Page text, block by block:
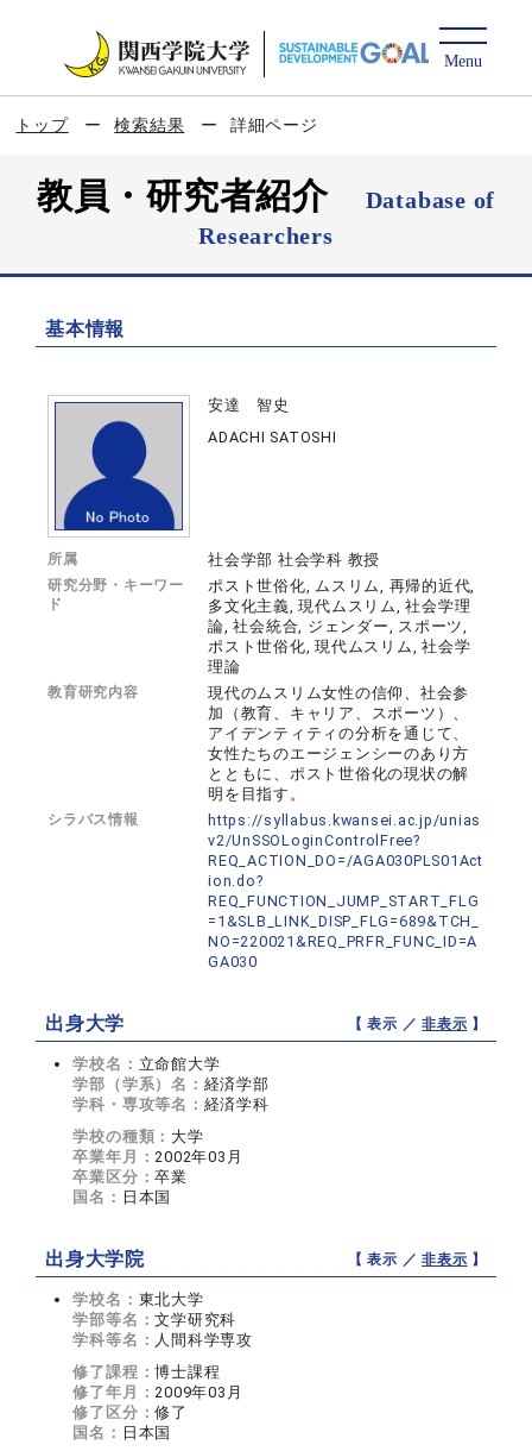
トップ 検索結果 詳細ページ
教員・研究者紹介
Database of
Researchers
基本情報
安達 智史
ADACHI SATOSHI
所属 社会学部 社会学科 教授
研究分野・キーワー
ド
ポスト世俗化, ムスリム, 再帰的近代,
多文化主義, 現代ムスリム, 社会学理
論, 社会統合, ジェンダー, スポーツ,
ポスト世俗化, 現代ムスリム, 社会学
理論
教育研究内容
現代のムスリム女性の信仰、社会参
加（教育、キャリア、スポーツ）、
アイデンティティの分析を通じて、
女性たちのエージェンシーのあり方
とともに、ポスト世俗化の現状の解
明を目指す。
シラバス情報
https://syllabus.kwansei.ac.jp/unias
v2/UnSSOLoginControlFree?
REQ_ACTION_DO=/AGA030PLS01Act
ion.do?
REQ_FUNCTION_JUMP_START_FLG
=1&SLB_LINK_DISP_FLG=689&TCH_
NO=220021&REQ_PRFR_FUNC_ID=A
GA030
出身大学 【 表示 ／非表示 】
学校名： 立命館大学
学部（学系）名： 経済学部
学科・専攻等名： 経済学科
学校の種類： 大学
卒業年月：2002年03月
卒業区分：卒業
国名： 日本国
出身大学院 【 表示 ／非表示 】
学校名： 東北大学
学部等名：文学研究科
学科等名： 人間科学専攻
修了課程：博士課程
修了年月：2009年03月
修了区分：修了
国名： 日本国